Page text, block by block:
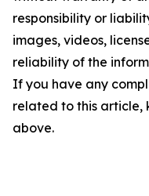
responsibility or
images, videos,
reliability of the
If you have any
related to this article,
above.